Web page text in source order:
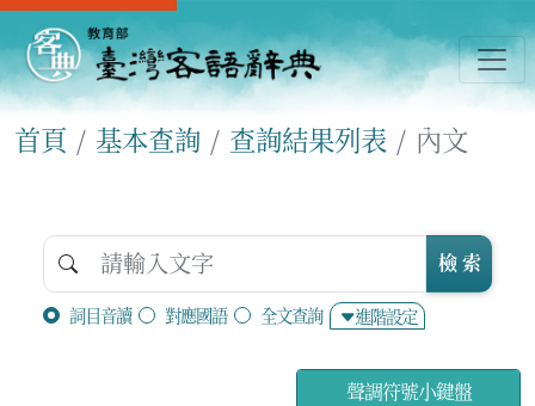
首頁 基本查詢 查詢結果列表 內文
詞目音讀 對應國語 全文查詢 進階設定
檢 索
聲調符號小鍵盤